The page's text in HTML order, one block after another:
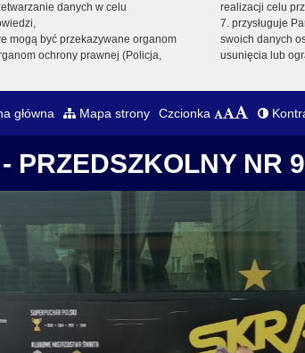
danych w celu
mogą być przekazywane organom
ochrony prawnej (Policja,
realizacji celu
7. przysługuje
swoich danych
usunięcia lub
główna Mapa strony Czcionka
PRZEDSZKOLNY NR